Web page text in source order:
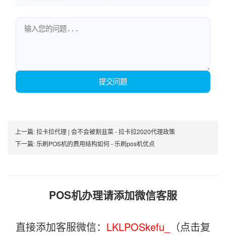
提交问题
上一篇:拉卡拉代理 | 会不会被割韭菜 - 拉卡拉2020代理政策
下一篇: 乐刷POS机的费用结构如何 - 乐刷pos机优点
POS机办理请添加微信客服
直接添加客服微信： LKLPOSkefu_
（点击复